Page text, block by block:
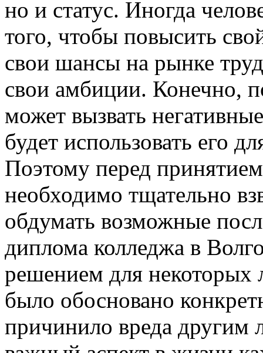
но и статус. Иногда
того, чтобы повысить
свои шансы на рынке
свои амбиции. Конечно,
может вызвать
будет использовать его
Поэтому перед
необходимо тщательно
обдумать возможные
диплома колледжа в
решением для некоторых
было обосновано
причинило вреда